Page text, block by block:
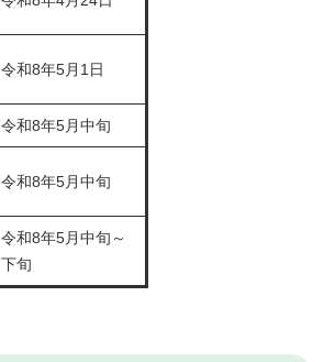
令和8年5月1日
令和8年5月中旬
令和8年5月中旬
令和8年5月中旬～
下旬